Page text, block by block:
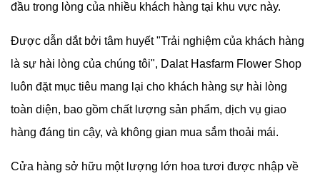
đầu trong lòng của nhiều khách hàng tại khu vực này.
Được dẫn dắt bởi tâm huyết "Trải nghiệm của khách hàng
là sự hài lòng của chúng tôi", Dalat Hasfarm Flower Shop
luôn đặt mục tiêu mang lại cho khách hàng sự hài lòng
toàn diện, bao gồm chất lượng sản phẩm, dịch vụ giao
hàng đáng tin cậy, và không gian mua sắm thoải mái.
Cửa hàng sở hữu một lượng lớn hoa tươi được nhập về